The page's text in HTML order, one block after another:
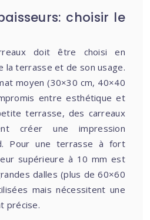
choisir le
doit être choisi en
la terrasse et de son usage.
moyen (30×30 cm, 40×40
entre esthétique et
terrasse, des carreaux
créer une impression
Pour une terrasse à fort
supérieure à 10 mm est
dalles (plus de 60×60
mais nécessitent une
précise.